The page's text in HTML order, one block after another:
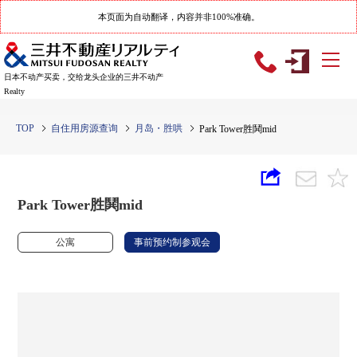
本页面为自动翻译，内容并非100%准确。
日本不动产买卖，交给龙头企业的三井不动产
Realty
TOP 自住用房源查询 月岛・胜哄 Park Tower胜鬨mid
Park Tower胜鬨mid
公寓 事前预约制参观会